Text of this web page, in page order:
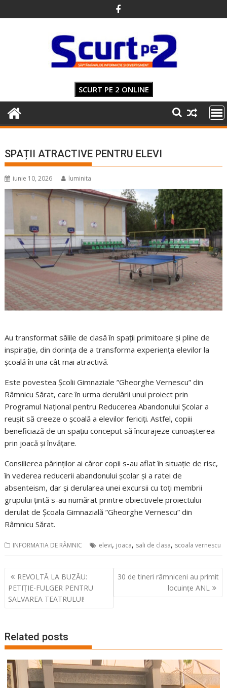
to
SCURT PE 2 ONLINE
SPAȚII ATRACTIVE PENTRU ELEVI
iunie 10, 2026 luminita
Au transformat sălile de clasă în spații primitoare și pline de
inspirație, din dorința de a transforma experiența elevilor la
școală în una cât mai atractivă.
Este povestea Școlii Gimnaziale ”Gheorghe Vernescu” din
Râmnicu Sărat, care în urma derulării unui proiect prin
Programul Național pentru Reducerea Abandonului Școlar a
reușit să creeze o școală a elevilor fericiți. Astfel, copiii
beneficiază de un spaţiu conceput să încurajeze cunoaşterea
prin joacă şi învăţare.
Consilierea părinţilor ai căror copii s-au aflat în situaţie de risc,
în vederea reducerii abandonului şcolar şi a ratei de
absenteism, dar și derularea unei excursii cu toţi membrii
grupului ţintă s-au numărat printre obiectivele proiectului
derulat de Școala Gimnazială ”Gheorghe Vernescu” din
Râmnicu Sărat.
INFORMATIA DE RÂMNIC elevi, joaca, sali de clasa, scoala vernescu
Navigare
în
articole
REVOLTĂ LA BUZĂU:
PETIȚIE-FULGER PENTRU
SALVAREA TEATRULUI!
30 de tineri râmniceni au primit
locuințe ANL
Related posts